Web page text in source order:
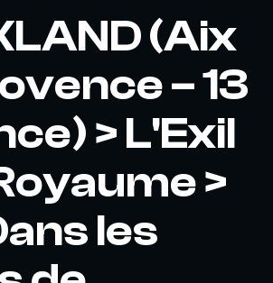
(Aix
– 13
> L'Exil
>
les